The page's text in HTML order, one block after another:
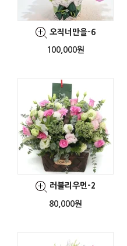
오직너만을-6
100,000원
러블리우먼-2
80,000원